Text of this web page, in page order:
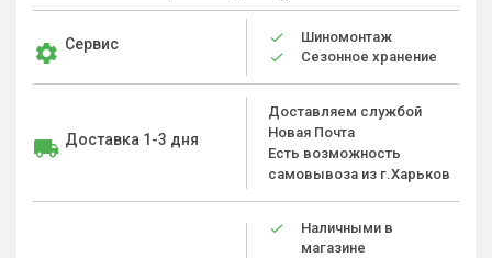
Сервис
Шиномонтаж
Сезонное хранение
Доставка 1-3 дня
Доставляем службой
Новая Почта
Есть возможность
самовывоза из г.Харьков
Наличными в
магазине